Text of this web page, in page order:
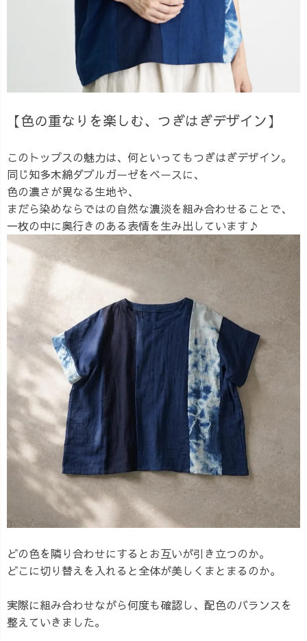
【色の重なりを楽しむ、つぎはぎデザイン】
このトップスの魅力は、何といってもつぎはぎデザイン。
同じ知多木綿ダブルガーゼをベースに、
色の濃さが異なる生地や、
まだら染めならではの自然な濃淡を組み合わせることで、
一枚の中に奥行きのある表情を生み出しています♪
どの色を隣り合わせにするとお互いが引き立つのか。
どこに切り替えを入れると全体が美しくまとまるのか。
実際に組み合わせながら何度も確認し、配色のバランスを
整えていきました。